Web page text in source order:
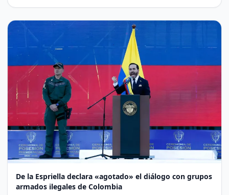
De la Espriella declara «agotado» el diálogo con grupos
armados ilegales de Colombia